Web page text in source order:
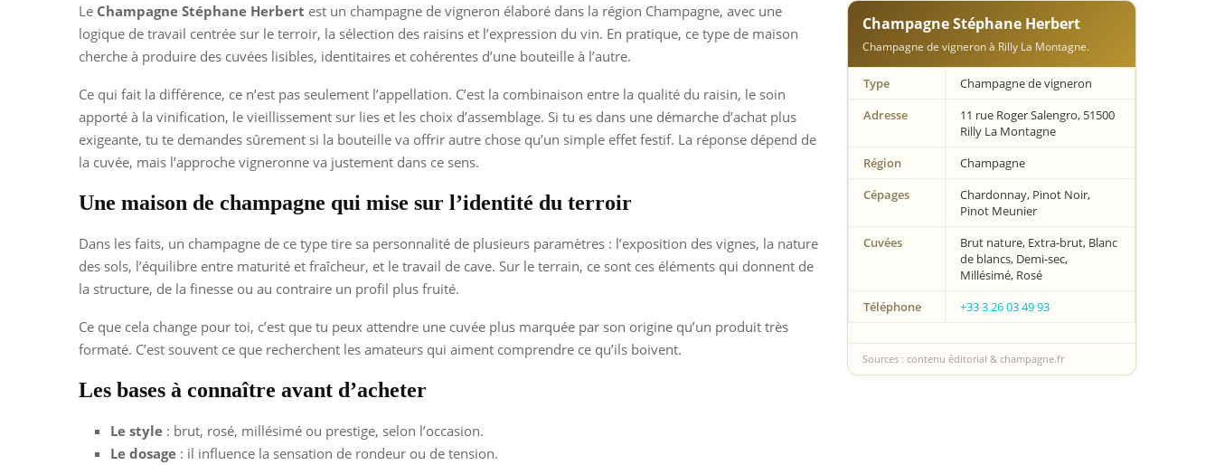
Champagne Stéphane Herbert
Champagne de vigneron à Rilly La Montagne.
Type
Champagne de vigneron
Adresse
11 rue Roger Salengro, 51500
Rilly La Montagne
Région
Champagne
Cépages
Chardonnay, Pinot Noir,
Pinot Meunier
Cuvées
Brut nature, Extra-brut, Blanc
de blancs, Demi-sec,
Millésimé, Rosé
Téléphone
+33 3 26 03 49 93
Sources : contenu éditorial & champagne.fr
Le Champagne Stéphane Herbert est un champagne de vigneron élaboré dans la région Champagne, avec une
logique de travail centrée sur le terroir, la sélection des raisins et l’expression du vin. En pratique, ce type de maison
cherche à produire des cuvées lisibles, identitaires et cohérentes d’une bouteille à l’autre.
Ce qui fait la différence, ce n’est pas seulement l’appellation. C’est la combinaison entre la qualité du raisin, le soin
apporté à la vinification, le vieillissement sur lies et les choix d’assemblage. Si tu es dans une démarche d’achat plus
exigeante, tu te demandes sûrement si la bouteille va offrir autre chose qu’un simple effet festif. La réponse dépend de
la cuvée, mais l’approche vigneronne va justement dans ce sens.
Une maison de champagne qui mise sur l’identité du terroir
Dans les faits, un champagne de ce type tire sa personnalité de plusieurs paramètres : l’exposition des vignes, la nature
des sols, l’équilibre entre maturité et fraîcheur, et le travail de cave. Sur le terrain, ce sont ces éléments qui donnent de
la structure, de la finesse ou au contraire un profil plus fruité.
Ce que cela change pour toi, c’est que tu peux attendre une cuvée plus marquée par son origine qu’un produit très
formaté. C’est souvent ce que recherchent les amateurs qui aiment comprendre ce qu’ils boivent.
Les bases à connaître avant d’acheter
Le style : brut, rosé, millésimé ou prestige, selon l’occasion.
Le dosage : il influence la sensation de rondeur ou de tension.